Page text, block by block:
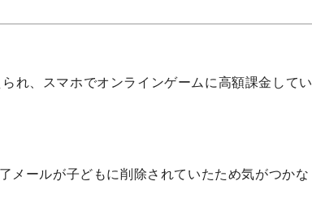
れ、スマホでオンラインゲームに高額課金してい
メールが子どもに削除されていたため気がつかな